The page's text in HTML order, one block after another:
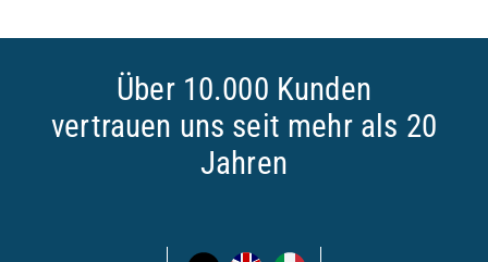
Über 10.000 Kunden
vertrauen uns seit mehr als 20
Jahren